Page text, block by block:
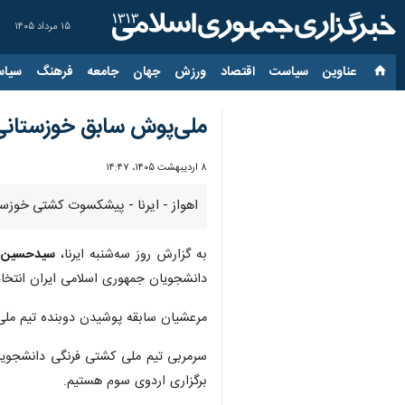
۱۵ مرداد ۱۴۰۵
عناوین‌ سیاست اقتصاد ورزش جهان جامعه فرهنگ
ملی‌پوش سابق
۸ اردیبهشت ۱۴۰۵، ۱۴:۴۷